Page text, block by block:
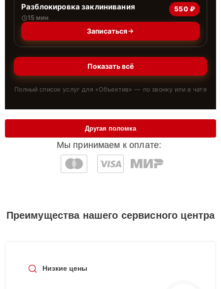
Разблокировка заклинивания
15 мин
550 ₽
Записаться
Показать всё
Полный список услуг для «Объектив» — по звонку или в чате
Мы принимаем к оплате:
Другая поломка
Преимущества нашего сервисного центра
Низкие цены